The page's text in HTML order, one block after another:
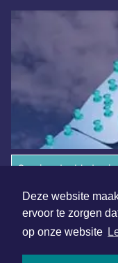
Deze website
ervoor te zorgen
op onze website
Overige dagbladen
Algemene voorwaarden
Disclaimer